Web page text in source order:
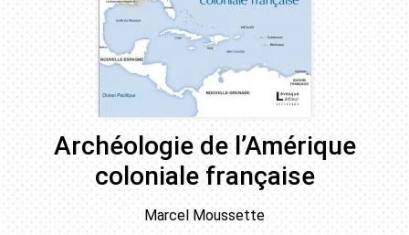
Archéologie de l’Amérique
coloniale française
Marcel Moussette